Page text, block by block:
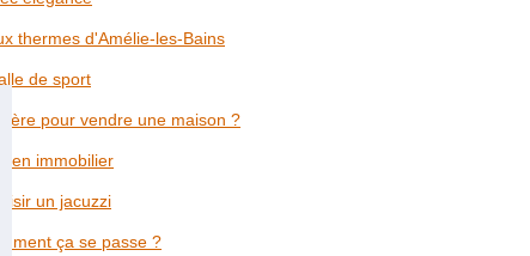
thermes d'Amélie-les-Bains
de sport
pour vendre une maison ?
immobilier
un jacuzzi
ça se passe ?